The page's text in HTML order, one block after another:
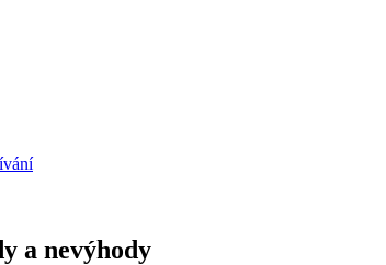
a nevýhody